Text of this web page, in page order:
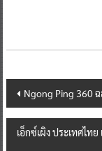
Post
navigation
Ngong Ping 360
เอ็กซ์เผิง ประเทศไท